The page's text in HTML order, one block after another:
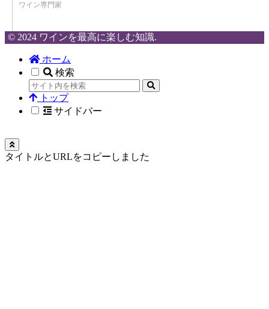
ワイン専門家
© 2024 ワインを最高に楽しむ知識.
ホーム
検索
トップ
サイドバー
タイトルとURLをコピーしました